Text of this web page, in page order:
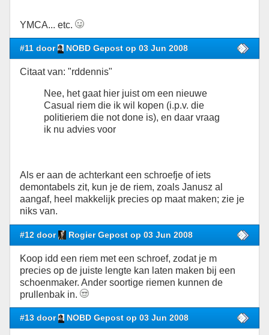
YMCA... etc.
#11 door NOBD Gepost op 03 Jun 2008
Citaat van: "rddennis"
Nee, het gaat hier juist om een nieuwe
Casual riem die ik wil kopen (i.p.v. die
politieriem die not done is), en daar vraag
ik nu advies voor
Als er aan de achterkant een schroefje of iets
demontabels zit, kun je de riem, zoals Janusz al
aangaf, heel makkelijk precies op maat maken; zie je
niks van.
#12 door Rogier Gepost op 03 Jun 2008
Koop idd een riem met een schroef, zodat je m
precies op de juiste lengte kan laten maken bij een
schoenmaker. Ander soortige riemen kunnen de
prullenbak in.
#13 door NOBD Gepost op 03 Jun 2008